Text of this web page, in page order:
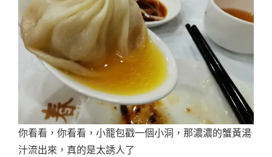
你看看，你看看，小籠包戳一個小洞，那濃濃的蟹黃湯
汁流出來，真的是太誘人了